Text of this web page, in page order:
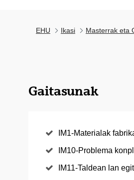
EHU Ikasi Masterrak eta
Gaitasunak
IM1-Materialak
IM10-Problema
IM11-Taldean lan